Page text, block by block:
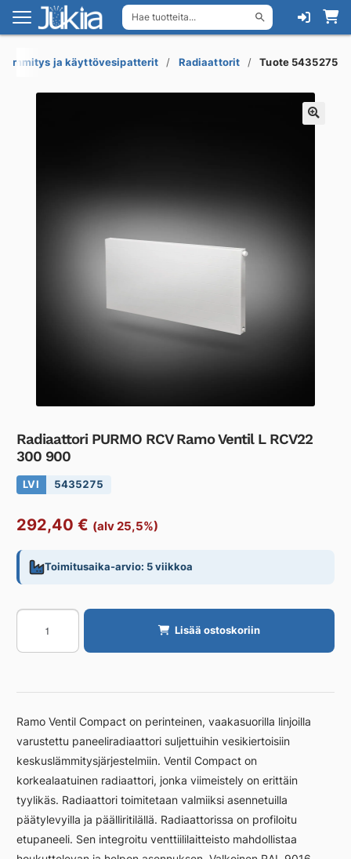
Hae tuotteita...
Siirry
navigointiin
Siirry
sisältöön
Lämmitys ja käyttövesipatterit Radiaattorit Tuote 5435275
Radiaattori PURMO RCV Ramo Ventil L RCV22
300 900
LVI 5435275
292,40 € (alv 25,5%)
Toimitusaika-arvio: 5 viikkoa
Radiaattori
PURMO
RCV
Ventil
RCV22
300
900
määrä
Lisää ostoskoriin
Ramo Ventil Compact on perinteinen, vaakasuorilla linjoilla
varustettu paneeliradiaattori suljettuihin vesikiertoisiin
keskuslämmitysjärjestelmiin. Ventil Compact on
korkealaatuinen radiaattori, jonka viimeistely on erittäin
tyylikäs. Radiaattori toimitetaan valmiiksi asennetuilla
päätylevyilla ja päälliritilällä. Radiaattorissa on profiloitu
etupaneeli. Sen integroitu venttiililaitteisto mahdollistaa